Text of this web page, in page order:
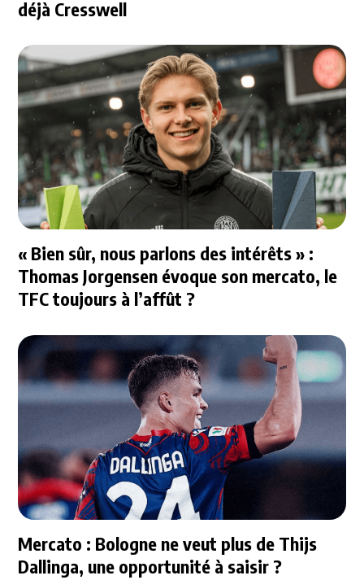
déjà Cresswell
« Bien sûr, nous parlons des intérêts » :
Thomas Jorgensen évoque son mercato, le
TFC toujours à l’affût ?
Mercato : Bologne ne veut plus de Thijs
Dallinga, une opportunité à saisir ?